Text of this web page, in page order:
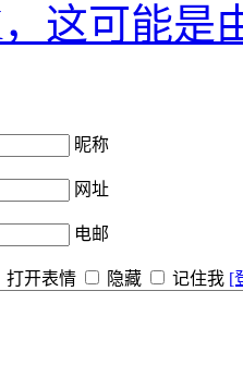
这可能是
昵称
网址
电邮
打开表情 隐藏 记住我 [